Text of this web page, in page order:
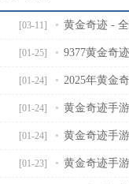
[03-11] 黄金奇迹 -
[01-25] 9377黄金奇
[01-24] 2025年黄金
[01-24] 黄金奇迹手
[01-24] 黄金奇迹手
[01-23] 黄金奇迹手